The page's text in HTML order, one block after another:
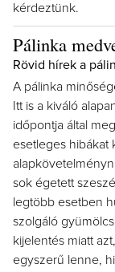
kérdeztünk.
Pálinka
Rövid hírek a
A pálinka
Itt is a kiváló
időpontja által
esetleges hibákat
sok égetett
legtöbb esetben
szolgáló
kijelentés miatt
egyszerű lenne,